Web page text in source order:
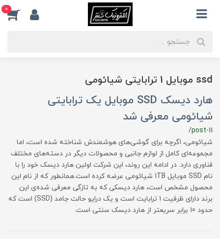
0
ssd موبایل 1 ترابایتی شیائومی
هارد دیسک SSD موبایل یک ترابایتی
شیائومی معرفی شد
/post-11
شیائومی، اگرچه برای گوشی‌های هوشمندش شناخته شده است، اما
مجموعه‌ای کامل از لوازم جانبی و محصولات دیگر در دسته‌های مختلف
فناوری دارد. در ادامه این روند، این شرکت اولین هارد دیسک خود را با
نام SSD موبایل 1TB شیائومی عرضه کرده است.همانطور که از نام این
محصول مشخص است، هارد دیسکی که به تازگی معرفی شده‌ی این
برند دارای ظرفیت 1 ترابایت است و یک درایو حالت جامد (SSD) است که
حدود 10 برابر سریعتر از هارد دیسک سنتی است.